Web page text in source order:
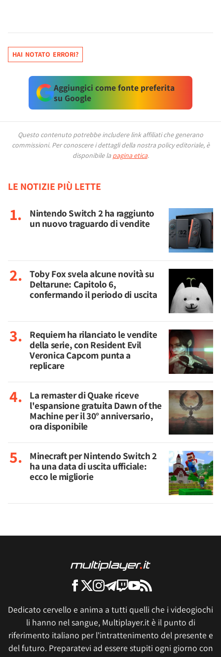
HAI NOTATO ERRORI?
Aggiungici come fonte preferita
su Google
Questo contenuto potrebbe includere link affiliati che generano
commissioni. Per conoscere i dettagli della nostra policy editoriale, è
disponibile la pagina etica.
LE NOTIZIE PIÙ LETTE
Nintendo Switch 2 ha raggiunto
un nuovo traguardo di vendite
Toby Fox svela alcune novità su
Deltarune: Capitolo 6,
confermando il periodo di uscita
Requiem ha rilanciato le vendite
della serie, con Resident Evil
Veronica Capcom punta a
replicare
La remaster di Quake riceve
l'espansione gratuita Dawn of the
Machine per il 30° anniversario,
ora disponibile
Minecraft per Nintendo Switch 2
ha una data di uscita ufficiale:
ecco le migliorie
Dedicato cervello e anima a tutti quelli che i videogiochi
li hanno nel sangue, Multiplayer.it è il punto di
riferimento italiano per l'intrattenimento del presente e
del futuro. Preparatevi ad essere stupiti ogni giorno con